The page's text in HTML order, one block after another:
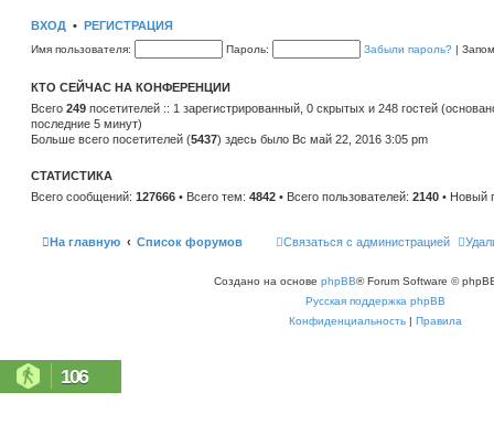
н
м
о
б
щ
е
ю
т
к
о
с
л
е
д
н
у
о
е
ВХОД • РЕГИСТРАЦИЯ
Имя пользователя: Пароль: Забыли пароль? |
КТО СЕЙЧАС НА КОНФЕРЕНЦИИ
Всего 249 посетителей :: 1 зарегистрированный, 0 скрытых и 248 гостей
последние 5 минут)
Больше всего посетителей (5437) здесь было Вс май 22, 2016 3:05 pm
СТАТИСТИКА
Всего сообщений: 127666 • Всего тем: 4842 • Всего пользователей: 2140 • Новый
На главную Список форумов Связаться с администрацией
Создано на основе phpBB® Forum Software ©
Русская поддержка phpBB
Конфиденциальность | Правила
106